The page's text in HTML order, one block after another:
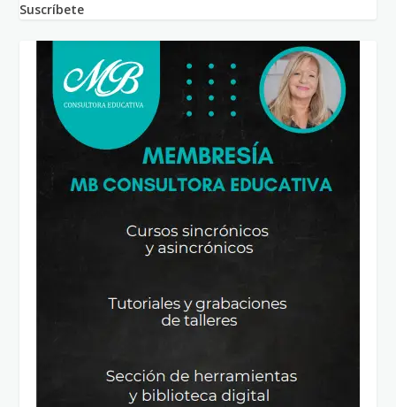
Suscríbete